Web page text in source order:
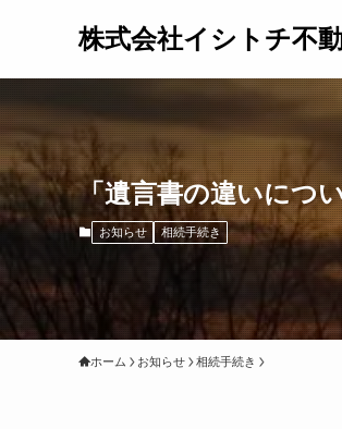
株式会社イシトチ不
「遺言書の違いにつ
お知らせ 相続手続き
ホーム お知らせ 相続手続き